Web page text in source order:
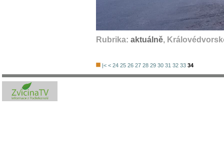
Rubrika: aktuálně,
|< < 24 25 26 27 28 29 30 31 32 33 34